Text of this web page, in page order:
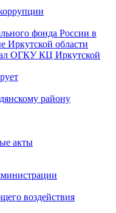
фонда России в
Иркутской области
ОГКУ КЦ Иркутской
району
акты
воздействия